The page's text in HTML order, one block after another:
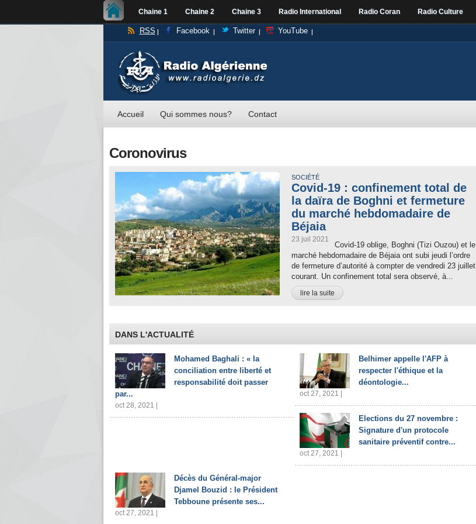
Chaine 1 Chaine 2 Chaine 3 Radio International Radio Coran Radio Culture
RSS Facebook Twitter YouTube
Accueil Qui sommes nous? Contact
Coronovirus
SOCIÉTÉ
Covid-19 : confinement total de
la daïra de Boghni et fermeture
du marché hebdomadaire de
Béjaia
23 juil 2021
Covid-19 oblige, Boghni (Tizi Ouzou) et le
marché hebdomadaire de Béjaia ont subi jeudi l’ordre
de fermeture d’autorité à compter de vendredi 23 juillet
courant. Un confinement total sera observé, à...
lire la suite
DANS L'ACTUALITÉ
Mohamed Baghali : « la
conciliation entre liberté et
responsabilité doit passer
par...
oct 28, 2021 |
Belhimer appelle l'AFP à
respecter l'éthique et la
déontologie...
oct 27, 2021 |
Elections du 27 novembre :
Signature d'un protocole
sanitaire préventif contre...
oct 27, 2021 |
Décès du Général-major
Djamel Bouzid : le Président
Tebboune présente ses...
oct 27, 2021 |